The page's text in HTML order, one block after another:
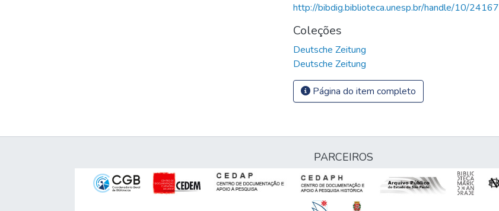
http://bibdig.biblioteca.unesp.br/handle/10/24167
Coleções
Deutsche Zeitung
Deutsche Zeitung
Página do item completo
PARCEIROS